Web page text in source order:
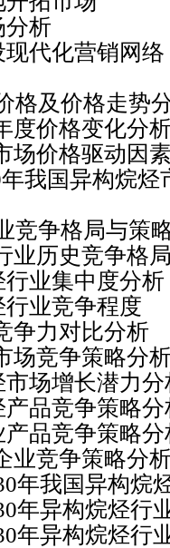
析
化营销网络
格及价格走势
价格变化分
价格驱动因
我国异构烷烃
竞争格局与策
历史竞争格
集中度分析
竞争程度
力对比分析
竞争策略分
增长潜力分
竞争策略分
竞争策略分
竞争策略分
国异构烷烃
构烷烃行业
构烷烃行业